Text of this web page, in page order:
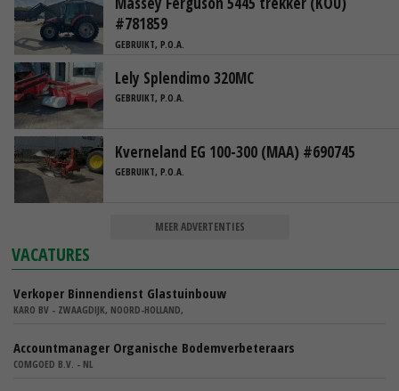
#781859
GEBRUIKT, P.O.A.
Lely Splendimo 320MC
GEBRUIKT, P.O.A.
Kverneland EG 100-300 (MAA) #690745
GEBRUIKT, P.O.A.
MEER ADVERTENTIES
VACATURES
Verkoper Binnendienst Glastuinbouw
KARO BV - ZWAAGDIJK, NOORD-HOLLAND,
Accountmanager Organische Bodemverbeteraars
COMGOED B.V. - NL